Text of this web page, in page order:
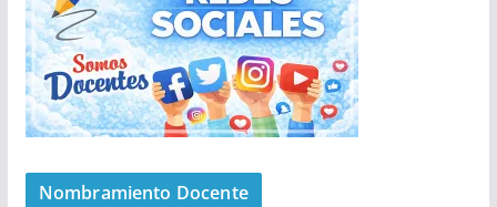
Nombramiento Docente